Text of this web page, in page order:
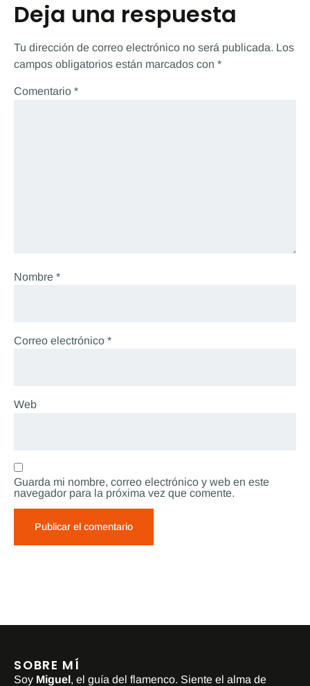
Deja una respuesta
Tu dirección de correo electrónico no será publicada. Los
campos obligatorios están marcados con *
Comentario *
Nombre *
Correo electrónico *
Web
Guarda mi nombre, correo electrónico y web en este
navegador para la próxima vez que comente.
SOBRE MÍ
Soy Miguel, el guía del flamenco. Siente el alma de